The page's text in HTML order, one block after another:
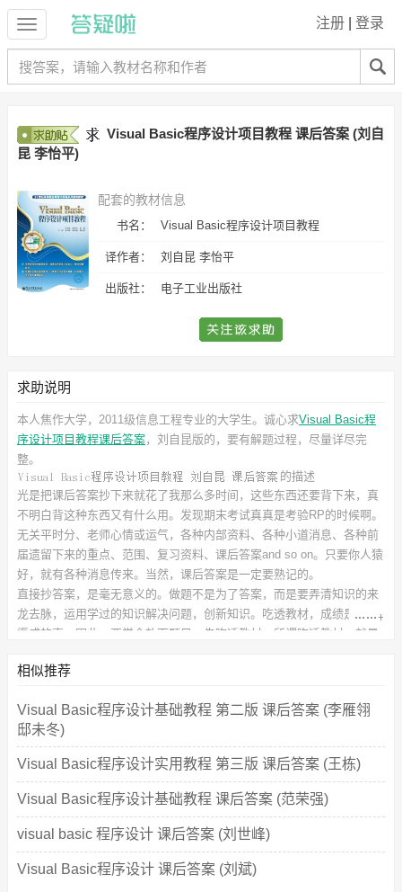
注册 登录
Visual Basic程序设计项目教程 课后答案 (刘自
昆 李怡平)
配套的教材信息
书名： Visual Basic程序设计项目教程
译作者： 刘自昆 李怡平
出版社： 电子工业出版社
求助说明
本人焦作大学，2011级信息工程专业的大学生。诚心求Visual Basic程
序设计项目教程课后答案，刘自昆版的，要有解题过程，尽量详尽完
整。
的描述
光是把课后答案抄下来就花了我那么多时间，这些东西还要背下来，真
不明白背这种东西又有什么用。发现期末考试真真是考验RP的时候啊。
无关平时分、老师心情或运气，各种内部资料、各种小道消息、各种前
届遗留下来的重点、范围、复习资料、课后答案and so on。只要你人猿
好，就有各种消息传来。当然，课后答案是一定要熟记的。
直接抄答案，是毫无意义的。做题不是为了答案，而是要弄清知识的来
龙去脉，运用学过的知识解决问题，创新知识。吃透教材，成绩是水到
渠成的事。因此，要学会放下题目，先吃透教材。所谓吃透教材，就是
分析与推理，是解决问题的万能钥匙。所以，善用答案吧。
书名：Visual Basic程序设计项目教程
作者：刘自昆 李怡平
出版社：电子工业出版社
相似推荐
Visual Basic程序设计基础教程 第二版 课后答案 (李雁翎
邸未冬)
Visual Basic程序设计实用教程 第三版 课后答案 (王栋)
Visual Basic程序设计基础教程 课后答案 (范荣强)
visual basic 程序设计 课后答案 (刘世峰)
Visual Basic程序设计 课后答案 (刘斌)